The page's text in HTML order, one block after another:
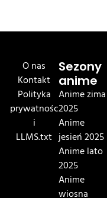
O nas
Kontakt
Polityka
prywatnośc
i
LLMS.txt
Sezony
anime
Anime zima
2025
Anime
jesień 2025
Anime lato
2025
Anime